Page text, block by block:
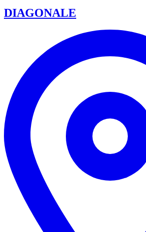
DIAGONALE